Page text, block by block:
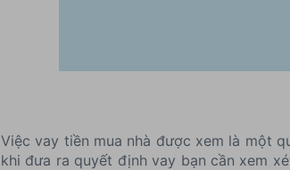
Việc vay tiền mua nhà được xem là một
khi đưa ra quyết định vay bạn cần xem